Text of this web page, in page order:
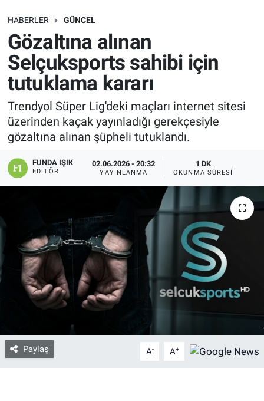
HABERLER GÜNCEL
Gözaltına alınan
Selçuksports sahibi için
tutuklama kararı
Trendyol Süper Lig'deki maçları internet sitesi
üzerinden kaçak yayınladığı gerekçesiyle
gözaltına alınan şüpheli tutuklandı.
FUNDA IŞIK
EDITÖR
02.06.2026 - 20:32
YAYINLANMA
1 DK
OKUNMA SÜRESI
Paylaş A- A+
SAĞLIK
EKONOMİ
EĞİTİM
ÖZEL HABER
Keşfet
ASTROLOJİ
RESMİ İLANLAR
İLAN
Bize ulaşın
İletişim/Künye
Yaşam